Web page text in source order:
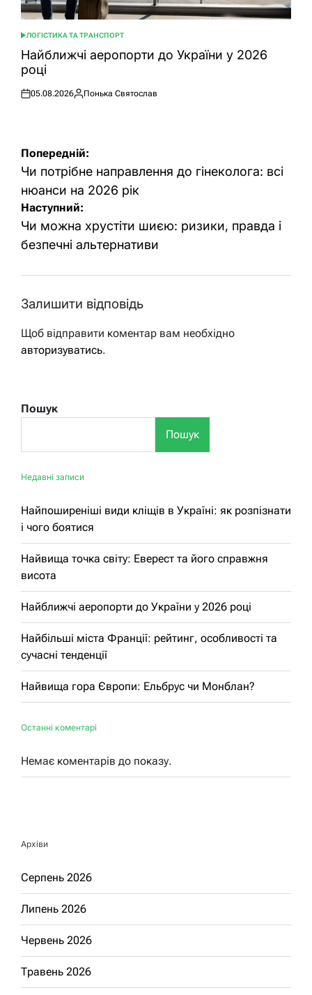
ОПУБЛІКУВАТИ
У
ЛОГІСТИКА ТА ТРАНСПОРТ
Найближчі аеропорти до України у 2026
році
Оприлюднено
05.08.2026
Опубліковано
Понька Святослав
Навігація
записів
Попередній:
Чи потрібне направлення до гінеколога: всі
нюанси на 2026 рік
Наступний:
Чи можна хрустіти шиєю: ризики, правда і
безпечні альтернативи
Залишити відповідь
Щоб відправити коментар вам необхідно
авторизуватись.
Пошук
Пошук
Недавні записи
Найпоширеніші види кліщів в Україні: як розпізнати
і чого боятися
Найвища точка світу: Еверест та його справжня
висота
Найближчі аеропорти до України у 2026 році
Найбільші міста Франції: рейтинг, особливості та
сучасні тенденції
Найвища гора Європи: Ельбрус чи Монблан?
Останні коментарі
Немає коментарів до показу.
Архіви
Серпень 2026
Липень 2026
Червень 2026
Травень 2026